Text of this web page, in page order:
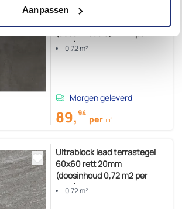
AanpassenTerrastegel nexus antracite
(doosinhoud 0,72 m2 per
doos)
0.72 m²
Morgen geleverd
89,94
per ㎡
Ultrablock lead terrastegel
60x60 rett 20mm
(doosinhoud 0,72 m2 per
doos)
0.72 m²